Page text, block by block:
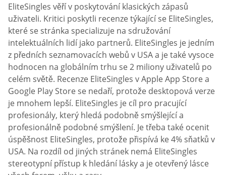
EliteSingles věří v poskytování klasických zápasů
uživateli. Kritici poskytli recenze týkající se EliteSingles,
které se stránka specializuje na sdružování
intelektuálních lidí jako partnerů. EliteSingles je jedním
z předních seznamovacích webů v USA a je také vysoce
hodnocen na globálním trhu se 2 miliony uživatelů po
celém světě. Recenze EliteSingles v Apple App Store a
Google Play Store se nedaří, protože desktopová verze
je mnohem lepší. EliteSingles je cíl pro pracující
profesionály, který hledá podobně smýšlející a
profesionálně podobné smýšlení. Je třeba také ocenit
úspěšnost EliteSingles, protože přispívá ke 4% sňatků v
USA. Na rozdíl od jiných stránek nemá EliteSingles
stereotypní přístup k hledání lásky a je otevřený lásce